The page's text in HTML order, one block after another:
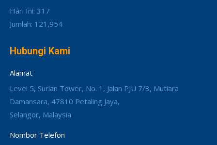
Hari Ini: 317
Jumlah: 121,954
Hubungi Kami
Alamat
Level 5, Surian Tower, No. 1, Jalan PJU 7/3, Mutiara
Damansara, 47810 Petaling Jaya,
Selangor, Malaysia
Nombor Telefon